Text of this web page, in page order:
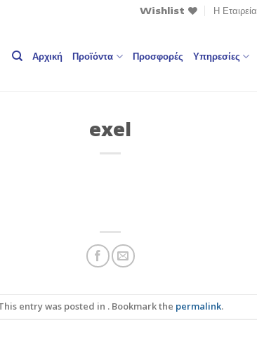
Wishlist Η Εταιρεία
Αρχική Προϊόντα Προσφορές Υπηρεσίες
exel
entry was posted in . Bookmark the permalink.